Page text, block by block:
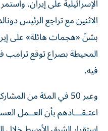
الإسرائيلية على إيران.
الاثنين مع تراجع الرئيس
بشنّ «هجمات هائلة» على
المحيطة بصراع توقع ترامب
فيه.
وعبر 50 في المئة من
اعتـقـــادهم بأن العــمل